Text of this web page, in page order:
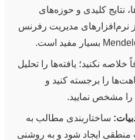
نتایج کلیدی و حوزه‌های
نرم‌افزارهای مدیریت رفرنس
خلاصه نکنید؛ یافته‌ها را تحلیل
را برجسته کنید و
مشخص نمایید.
ساختاربندی مطالب به
منطقی ایجاد شود و به روشنی